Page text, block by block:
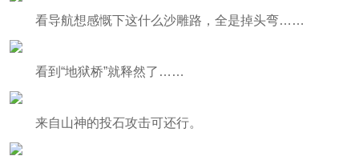
看导航想感慨下这什么沙雕路，全是掉头弯……
看到“地狱桥”就释然了……
来自山神的投石攻击可还行。